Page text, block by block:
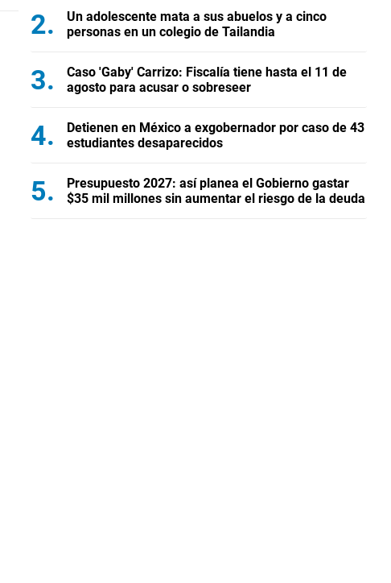
Un adolescente mata a sus abuelos y a cinco
personas en un colegio de Tailandia
Caso 'Gaby' Carrizo: Fiscalía tiene hasta el 11 de
agosto para acusar o sobreseer
Detienen en México a exgobernador por caso de 43
estudiantes desaparecidos
Presupuesto 2027: así planea el Gobierno gastar
$35 mil millones sin aumentar el riesgo de la deuda